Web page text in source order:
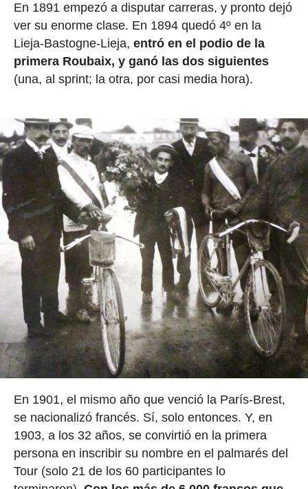
En 1891 empezó a disputar carreras, y pronto dejó
ver su enorme clase. En 1894 quedó 4º en la
Lieja-Bastogne-Lieja, entró en el podio de la
primera Roubaix, y ganó las dos siguientes
(una, al sprint; la otra, por casi media hora).
En 1901, el mismo año que venció la París-Brest,
se nacionalizó francés. Sí, solo entonces. Y, en
1903, a los 32 años, se convirtió en la primera
persona en inscribir su nombre en el palmarés del
Tour (solo 21 de los 60 participantes lo